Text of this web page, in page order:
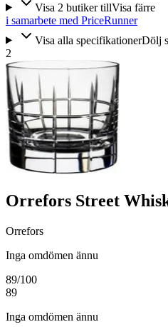
Visa 2 butiker tillVisa färre
i samarbete med PriceRunner
Visa alla specifikationerDölj
2
Orrefors Street
Orrefors
Inga omdömen ännu
89/100
89
Inga omdömen ännu